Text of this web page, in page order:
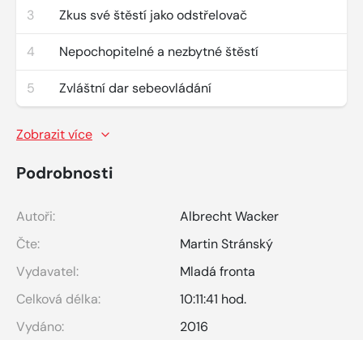
3 Zkus své štěstí jako odstřelovač
4 Nepochopitelné a nezbytné štěstí
5 Zvláštní dar sebeovládání
Zobrazit více
Podrobnosti
Autoři:
Albrecht Wacker
Čte:
Martin Stránský
Vydavatel:
Mladá fronta
Celková délka:
10:11:41 hod.
Vydáno:
2016